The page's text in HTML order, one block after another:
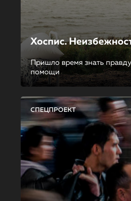
Хоспис.
Пришло время знать
помощи
СПЕЦПРОЕКТ